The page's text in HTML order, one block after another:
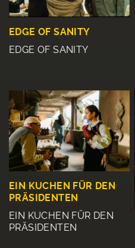
EDGE OF SANITY
EDGE OF SANITY
EIN KUCHEN FÜR DEN
PRÄSIDENTEN
EIN KUCHEN FÜR DEN
PRÄSIDENTEN